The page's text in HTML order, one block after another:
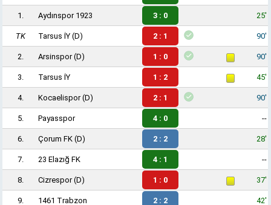
1. Aydınspor 1923 3 : 0 25'
TK Tarsus İY (D) 2 : 1 90'
2. Arsinspor(D) 1 : 0 90'
3. Tarsus İY 1 : 2 45'
4. Kocaelispor(D) 2 : 1 90'
5. Payasspor 4 : 0 --
6. Çorum FK (D) 2 : 2 28'
7. 23 Elazığ FK 4 : 1 --
8. Cizrespor(D) 1 : 0 37'
9. 1461 Trabzon 2 : 2 42'